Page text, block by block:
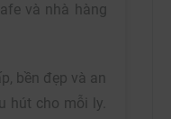
và nhà hàng
bền đẹp và an
hút cho mỗi ly.